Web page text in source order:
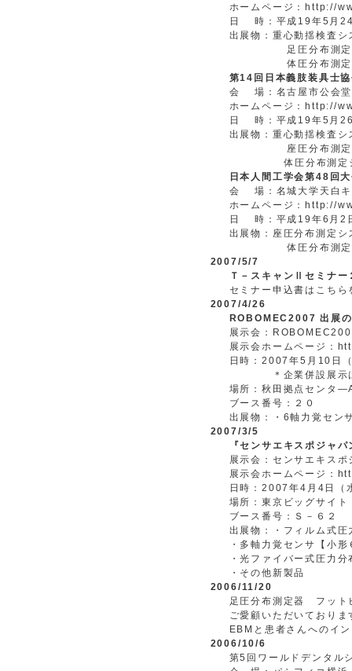
ホームページ：http://
日 時：平成19年5月
出展物：重心動揺検査
足圧分布測定シ
体圧分布測定シ
第14回日本義肢装具士
会 場：名古屋市公会堂
ホームページ：http://
日 時：平成19年5月
出展物：重心動揺検査
座圧分布測定シス
体圧分布測定シ
日本人間工学会第48回
会 場：名城大学天白キ
ホームページ：http://
日 時：平成19年6月2
出展物：座圧分布測定
体圧分布測定シ
2007/5/7
Ｔ－スキャンⅡセミナー
セミナー申込書はこち
2007/4/26
ROBOMEC2007 出展
展示会：
展示会ホームページ
日時：2007年5月10日
＊企業併設展示は
場所：秋田拠点センタ
ブース番号：２０
出展物：・6軸力覚セン
2007/3/5
『センサエキスポジャ
展示会：センサエキス
展示会ホームページ
日時：2007年4月4日
場所：東京ビッグサイ
ブース番号：Ｓ－６２
出展物：・フィルム式
・多軸力覚センサ【小
・光ファイバー式圧力分
・その他新製品
2006/11/20
足圧分布測定器 フッ
ご愛顧いただいており
EBMと患者さんへのイ
2006/10/6
第5回ワールドデンタ